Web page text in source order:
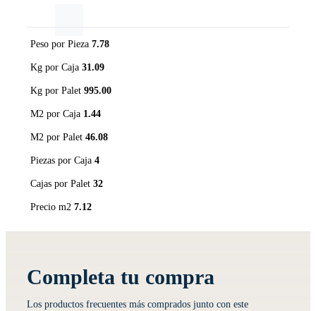
Peso por Pieza 7.78
Kg por Caja 31.09
Kg por Palet 995.00
M2 por Caja 1.44
M2 por Palet 46.08
Piezas por Caja 4
Cajas por Palet 32
Precio m2 7.12
Completa tu compra
Los productos frecuentes más comprados junto con este